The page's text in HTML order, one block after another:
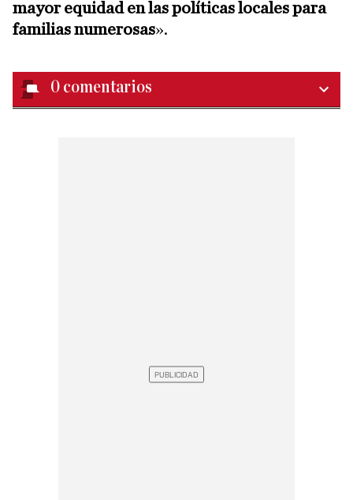
mayor equidad en las políticas locales para
familias numerosas».
0 comentarios